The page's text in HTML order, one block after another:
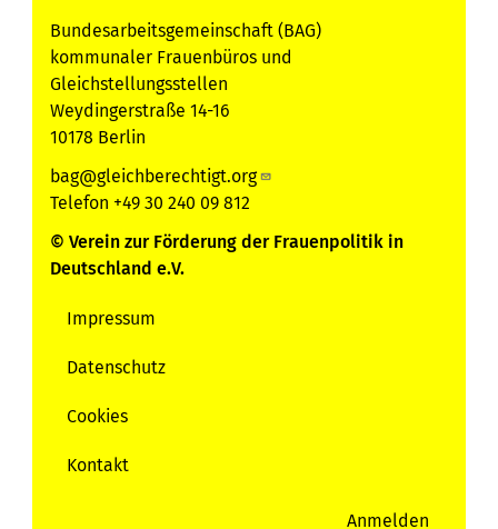
Bundesarbeitsgemeinschaft (BAG)
kommunaler Frauenbüros und
Gleichstellungsstellen
Weydingerstraße 14-16
10178 Berlin
bag@gleichberechtigt.org
Telefon +49 30 240 09 812
© Verein zur Förderung der Frauenpolitik in
Deutschland e.V.
Servicemenu
Impressum
Datenschutz
Cookies
Kontakt
Anmelden